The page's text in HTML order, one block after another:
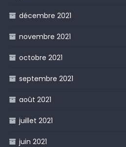
décembre 2021
novembre 2021
octobre 2021
septembre 2021
août 2021
juillet 2021
juin 2021